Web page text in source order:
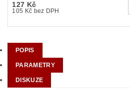
127 Kč
105 Kč bez DPH
POPIS
PARAMETRY
DISKUZE